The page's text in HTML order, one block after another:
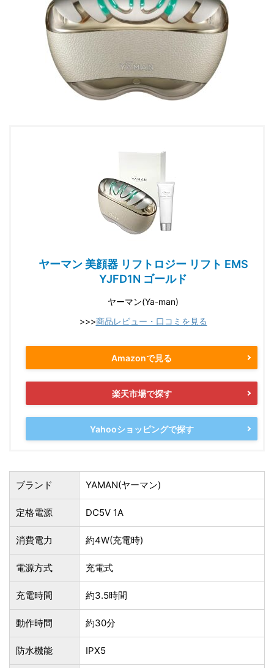
ヤーマン 美顔器 リフトロジー リフト EMS
YJFD1N ゴールド
ヤーマン(Ya-man)
>>>商品レビュー・口コミを見る
Amazonで見る
楽天市場で探す
Yahooショッピングで探す
ブランド YAMAN(ヤーマン)
定格電源 DC5V 1A
消費電力 約4W(充電時)
電源方式 充電式
充電時間 約3.5時間
動作時間 約30分
防水機能 IPX5